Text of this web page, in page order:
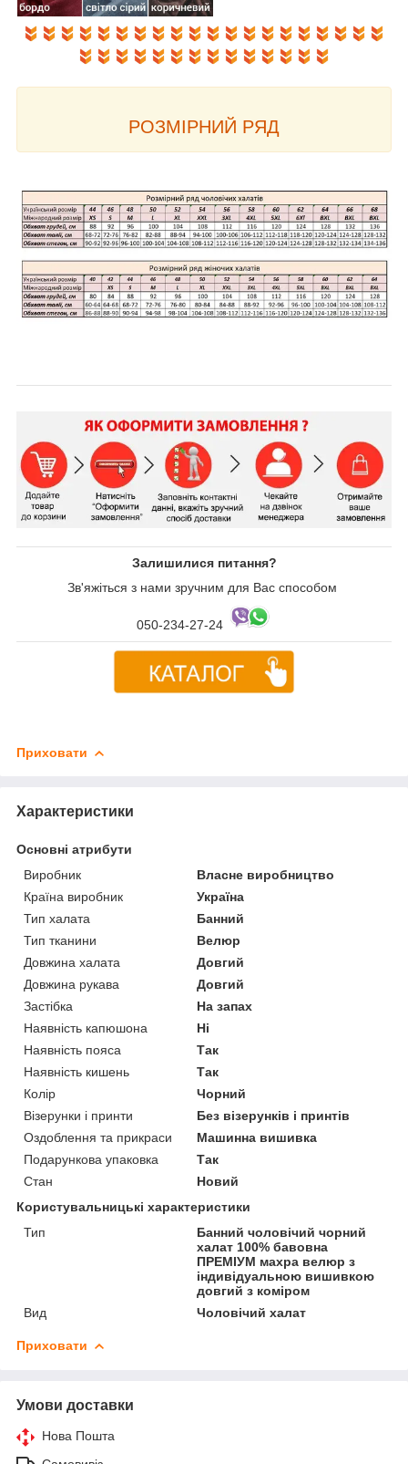
РОЗМІРНИЙ РЯД
Залишилися питання?
Зв'яжіться з нами зручним для Вас способом
050-234-27-24
Приховати
Характеристики
Основні атрибути
Виробник
Власне виробництво
Країна виробник
Україна
Тип халата
Банний
Тип тканини
Велюр
Довжина халата
Довгий
Довжина рукава
Довгий
Застібка
На запах
Наявність капюшона
Ні
Наявність пояса
Так
Наявність кишень
Так
Колір
Чорний
Візерунки і принти
Без візерунків і принтів
Оздоблення та прикраси
Машинна вишивка
Подарункова упаковка
Так
Стан
Новий
Користувальницькі характеристики
Тип
Банний чоловічий чорний
халат 100% бавовна
ПРЕМІУМ махра велюр з
індивідуальною вишивкою
довгий з коміром
Вид
Чоловічий халат
Приховати
Умови доставки
Нова Пошта